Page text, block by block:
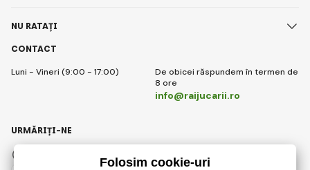
CONTACT
Luni - Vineri (9:00 - 17:00)
De obicei răspundem în termen de
8 ore
info@raijucarii.ro
NU RATAȚI
URMĂRIȚI-NE
Instagram